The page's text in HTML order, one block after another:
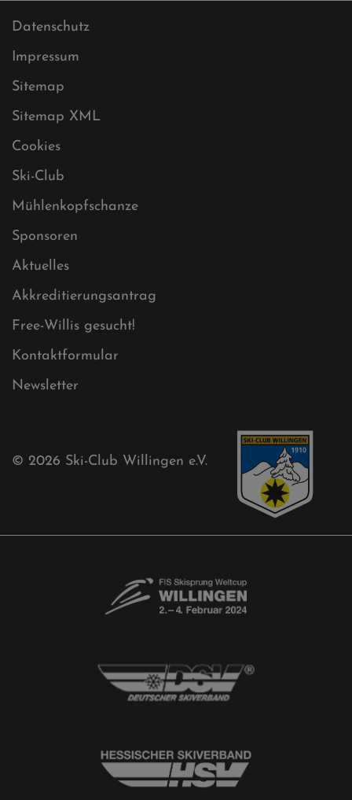
Datenschutz
Impressum
Sitemap
Sitemap XML
Cookies
Ski-Club
Mühlenkopfschanze
Sponsoren
Aktuelles
Akkreditierungsantrag